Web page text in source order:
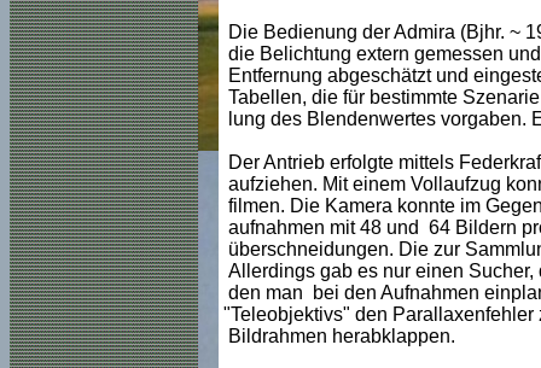
Die Bedienung der Admira (Bjhr. ~
die Belichtung extern gemessen
Entfernung abgeschätzt und
Tabellen, die für bestimmte
lung des Blendenwertes vorgaben.
Der Antrieb erfolgte mittels
aufziehen. Mit einem Vollaufzug
filmen. Die Kamera konnte im
aufnahmen mit 48 und 64 Bildern
überschneidungen. Die zur
Allerdings gab es nur einen
den man bei den Aufnahmen
"Teleobjektivs" den
Bildrahmen herabklappen.